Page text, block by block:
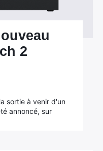
2
sortie à venir d'un
annoncé, sur